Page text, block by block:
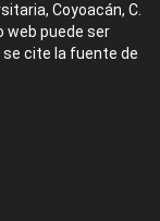
Coyoacán, C.
web puede ser
cite la fuente de